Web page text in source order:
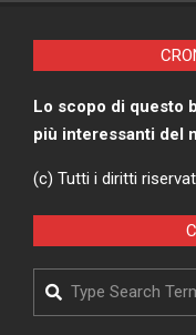
Lo scopo di questo
più interessanti del
(c) Tutti i diritti
Search